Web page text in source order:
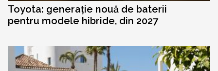
Toyota: generație nouă de baterii
pentru modele hibride, din 2027